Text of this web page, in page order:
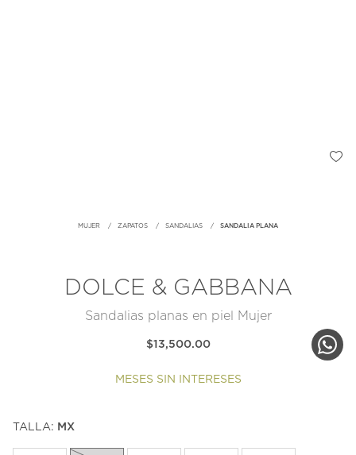
MUJER ZAPATOS SANDALIAS SANDALIA PLANA
DOLCE & GABBANA
Sandalias planas en piel Mujer
$13,500.00
MESES SIN INTERESES
TALLA: MX